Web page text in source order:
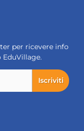
per ricevere info